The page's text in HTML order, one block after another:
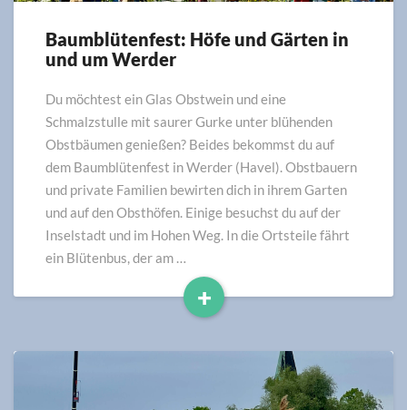
Baumblütenfest:
Höfe
Gärten
in
und
Werder
Baumblütenfest: Höfe und Gärten in
und um Werder
Du möchtest ein Glas Obstwein und eine
Schmalzstulle mit saurer Gurke unter blühenden
Obstbäumen genießen? Beides bekommst du auf
dem Baumblütenfest in Werder (Havel). Obstbauern
und private Familien bewirten dich in ihrem Garten
und auf den Obsthöfen. Einige besuchst du auf der
Inselstadt und im Hohen Weg. In die Ortsteile fährt
ein Blütenbus, der am …
+
Read